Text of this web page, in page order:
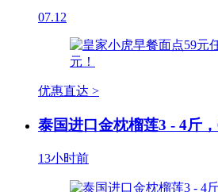
07.12
优惠直达 >
泰国进口金枕榴莲3 - 4斤
13小时前